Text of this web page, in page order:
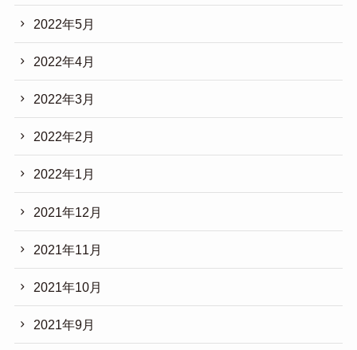
2022年5月
2022年4月
2022年3月
2022年2月
2022年1月
2021年12月
2021年11月
2021年10月
2021年9月